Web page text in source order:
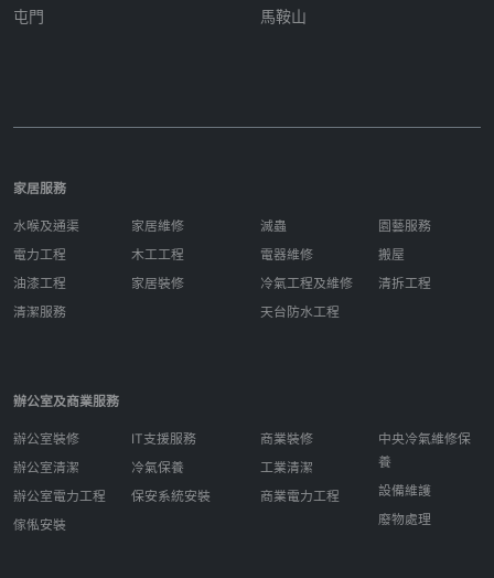
屯門
馬鞍山
家居服務
水喉及通渠
電力工程
油漆工程
清潔服務
家居維修
木工工程
家居裝修
滅蟲
電器維修
冷氣工程及維修
天台防水工程
園藝服務
搬屋
清拆工程
辦公室及商業服務
辦公室裝修
辦公室清潔
辦公室電力工程
傢俬安裝
IT支援服務
冷氣保養
保安系統安裝
商業裝修
工業清潔
商業電力工程
中央冷氣維修保
養
設備維護
廢物處理